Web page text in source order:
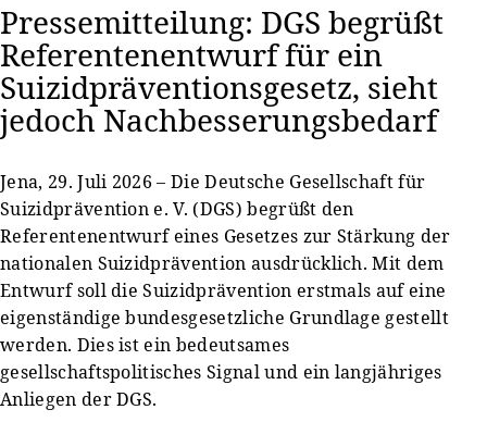
Pressemitteilung: DGS begrüßt
Referentenentwurf für ein
Suizidpräventionsgesetz, sieht
jedoch Nachbesserungsbedarf
Jena, 29. Juli 2026 – Die Deutsche Gesellschaft für
Suizidprävention e. V. (DGS) begrüßt den
Referentenentwurf eines Gesetzes zur Stärkung der
nationalen Suizidprävention ausdrücklich. Mit dem
Entwurf soll die Suizidprävention erstmals auf eine
eigenständige bundesgesetzliche Grundlage gestellt
werden. Dies ist ein bedeutsames
gesellschaftspolitisches Signal und ein langjähriges
Anliegen der DGS.